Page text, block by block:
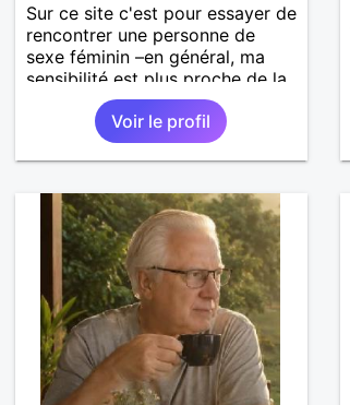
Sur ce site c'est pour essayer de
rencontrer une personne de
sexe féminin –en général, ma
sensibilité est plus proche de la
leur– afin de partager des
passions communes : écriture,
dessin, photographie, Trouver
une sorte de complice en
photographie. Eventuellement
plus si bonnes vibrations. Ne
pouvant me déplacer autrement
qu'en transports en commun ou
à pieds, arrangez-vous pour
être de Caen ou des environs
immédiats. Ou bien déménagez.
C'est vous qui voyez. Pour
d'autres photos, demandez-moi
Voir le profil